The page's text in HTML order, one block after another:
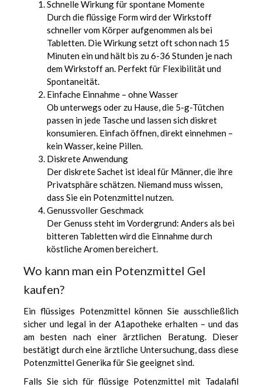
Schnelle Wirkung für spontane Momente
Durch die flüssige Form wird der Wirkstoff
schneller vom Körper aufgenommen als bei
Tabletten. Die Wirkung setzt oft schon nach 15
Minuten ein und hält bis zu 6-36 Stunden je nach
dem Wirkstoff an. Perfekt für Flexibilität und
Spontaneität.
Einfache Einnahme – ohne Wasser
Ob unterwegs oder zu Hause, die 5-g-Tütchen
passen in jede Tasche und lassen sich diskret
konsumieren. Einfach öffnen, direkt einnehmen –
kein Wasser, keine Pillen.
Diskrete Anwendung
Der diskrete Sachet ist ideal für Männer, die ihre
Privatsphäre schätzen. Niemand muss wissen,
dass Sie ein Potenzmittel nutzen.
Genussvoller Geschmack
Der Genuss steht im Vordergrund: Anders als bei
bitteren Tabletten wird die Einnahme durch
köstliche Aromen bereichert.
Wo kann man ein Potenzmittel Gel
kaufen?
Ein flüssiges Potenzmittel können Sie ausschließlich
sicher und legal in der A1apotheke erhalten – und das
am besten nach einer ärztlichen Beratung. Dieser
bestätigt durch eine ärztliche Untersuchung, dass diese
Potenzmittel Generikafür Sie geeignet sind.
Falls Sie sich für flüssige Potenzmittel mit Tadalafil